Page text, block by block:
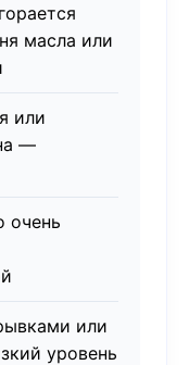
масла или
или
—
очень
или
уровень